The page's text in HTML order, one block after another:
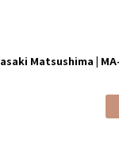
Matsushima |